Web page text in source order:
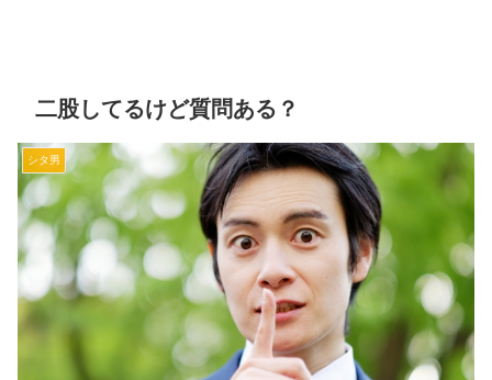
二股してるけど質問ある？
シタ男